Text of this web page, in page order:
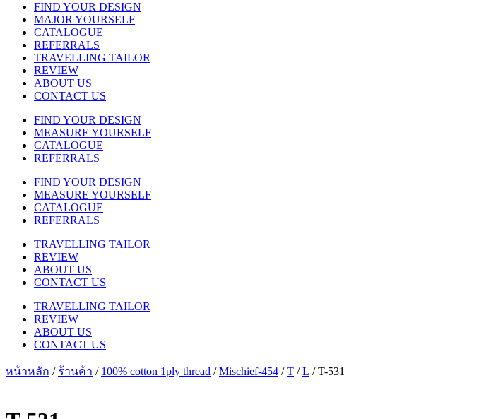
FIND YOUR DESIGN
MAJOR YOURSELF
CATALOGUE
REFERRALS
TRAVELLING TAILOR
REVIEW
ABOUT US
CONTACT US
FIND YOUR DESIGN
MEASURE YOURSELF
CATALOGUE
REFERRALS
FIND YOUR DESIGN
MEASURE YOURSELF
CATALOGUE
REFERRALS
TRAVELLING TAILOR
REVIEW
ABOUT US
CONTACT US
TRAVELLING TAILOR
REVIEW
ABOUT US
CONTACT US
หน้าหลัก / ร้านค้า / 100% cotton 1ply thread /Mischief-454 /T /L / T-531